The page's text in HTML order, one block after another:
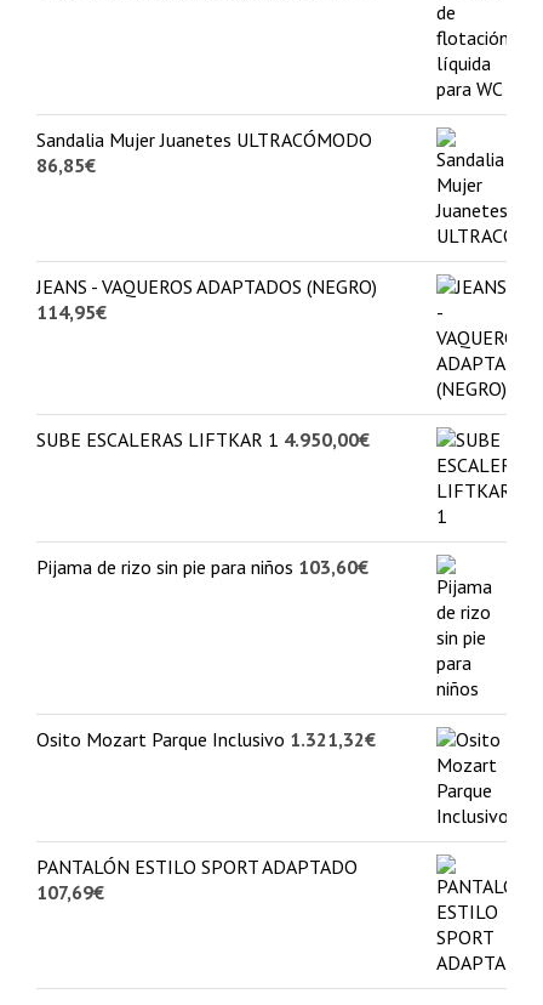
Sandalia Mujer Juanetes ULTRACÓMODO
86,85€
JEANS - VAQUEROS ADAPTADOS (NEGRO)
114,95€
SUBE ESCALERAS LIFTKAR 1 4.950,00€
Pijama de rizo sin pie para niños 103,60€
Osito Mozart Parque Inclusivo 1.321,32€
PANTALÓN ESTILO SPORT ADAPTADO
107,69€